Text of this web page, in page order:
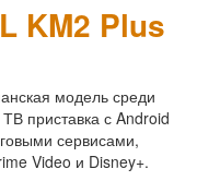
KM2 Plus
модель среди
приставка с Android
сервисами,
Video и Disney+.